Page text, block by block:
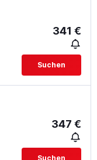
341 €
Suchen
347 €
Suchen